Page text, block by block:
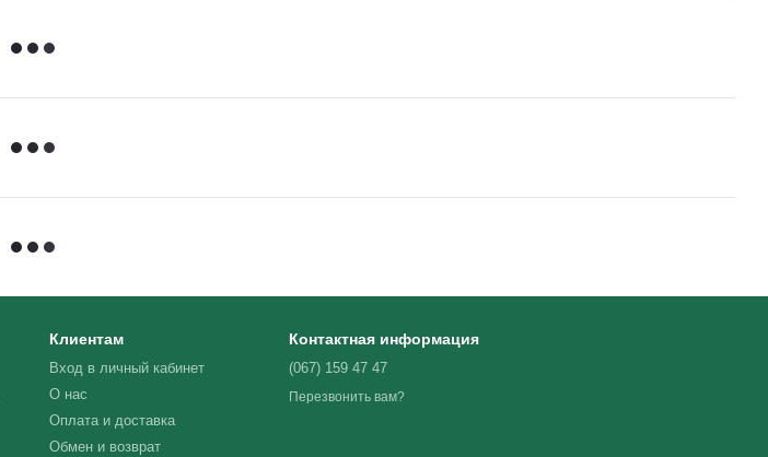
Клиентам
Вход в личный кабинет
О нас
Оплата и доставка
Обмен и возврат
Контактная информация
(067) 159 47 47
Перезвонить вам?